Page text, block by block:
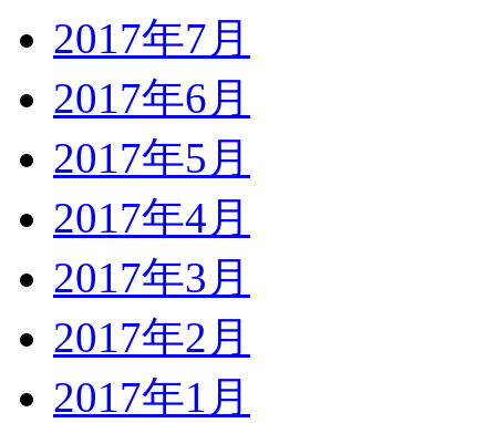
2017年7月
2017年6月
2017年5月
2017年4月
2017年3月
2017年2月
2017年1月